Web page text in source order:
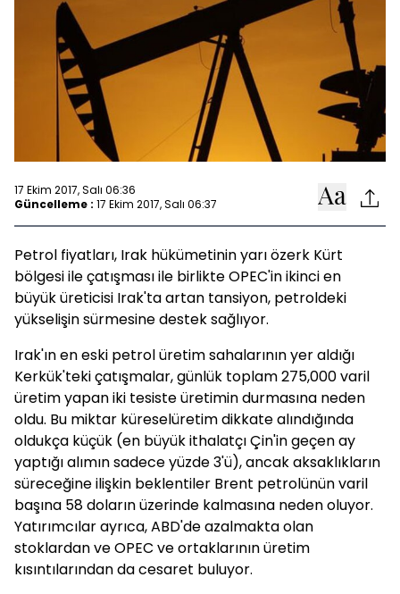
17 Ekim 2017, Salı 06:36
Güncelleme : 17 Ekim 2017, Salı 06:37
Petrol fiyatları, Irak hükümetinin yarı özerk Kürt
bölgesi ile çatışması ile birlikte OPEC'in ikinci en
büyük üreticisi Irak'ta artan tansiyon, petroldeki
yükselişin sürmesine destek sağlıyor.
Irak'ın en eski petrol üretim sahalarının yer aldığı
Kerkük'teki çatışmalar, günlük toplam 275,000 varil
üretim yapan iki tesiste üretimin durmasına neden
oldu. Bu miktar küreselüretim dikkate alındığında
oldukça küçük (en büyük ithalatçı Çin'in geçen ay
yaptığı alımın sadece yüzde 3'ü), ancak aksaklıkların
süreceğine ilişkin beklentiler Brent petrolünün varil
başına 58 doların üzerinde kalmasına neden oluyor.
Yatırımcılar ayrıca, ABD'de azalmakta olan
stoklardan ve OPEC ve ortaklarının üretim
kısıntılarından da cesaret buluyor.